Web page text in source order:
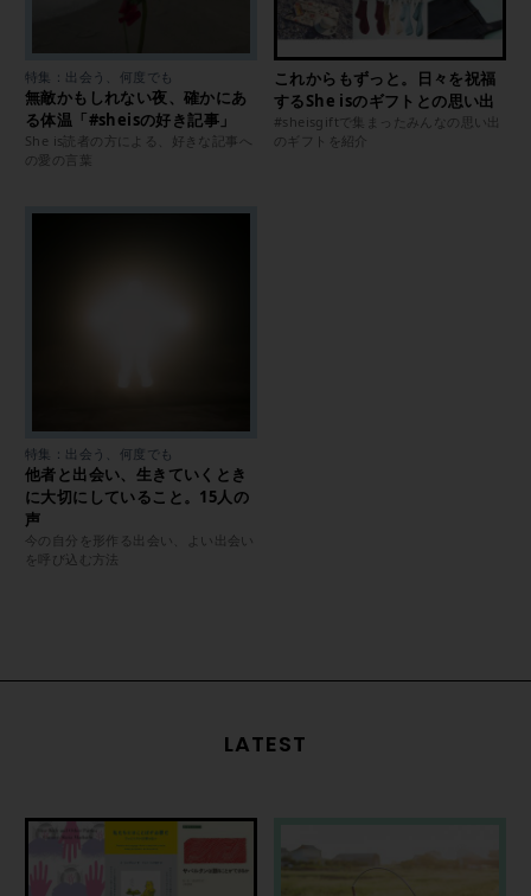
特集：出会う、何度でも
無敵かもしれない夜、確かにあ
る体温「#sheisの好き記事」
She is読者の方による、好きな記事へ
の愛の言葉
これからもずっと。日々を祝福
するShe isのギフトとの思い出
#sheisgiftで集まったみんなの思い出
のギフトを紹介
特集：出会う、何度でも
他者と出会い、生きていくとき
に大切にしていること。15人の
声
今の自分を形作る出会い、よい出会い
を呼び込む方法
LATEST